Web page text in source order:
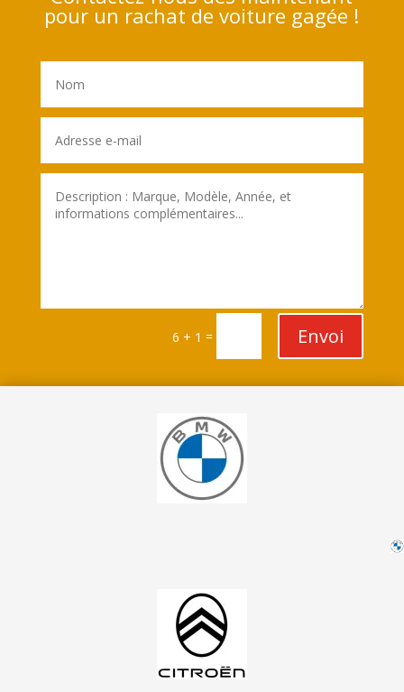
pour un rachat de voiture gagée !
6 + 1 = Envoi